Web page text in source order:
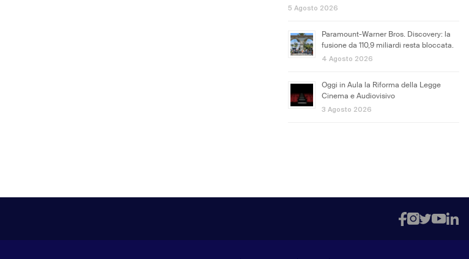
5 Agosto 2026
Paramount-Warner Bros. Discovery: la
fusione da 110,9 miliardi resta bloccata.
4 Agosto 2026
Oggi in Aula la Riforma della Legge
Cinema e Audiovisivo
3 Agosto 2026